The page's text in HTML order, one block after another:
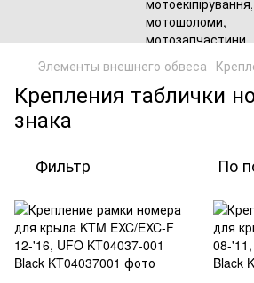
Элементы внешнего обвеса
Крепления таблички
знака
Фильтр По